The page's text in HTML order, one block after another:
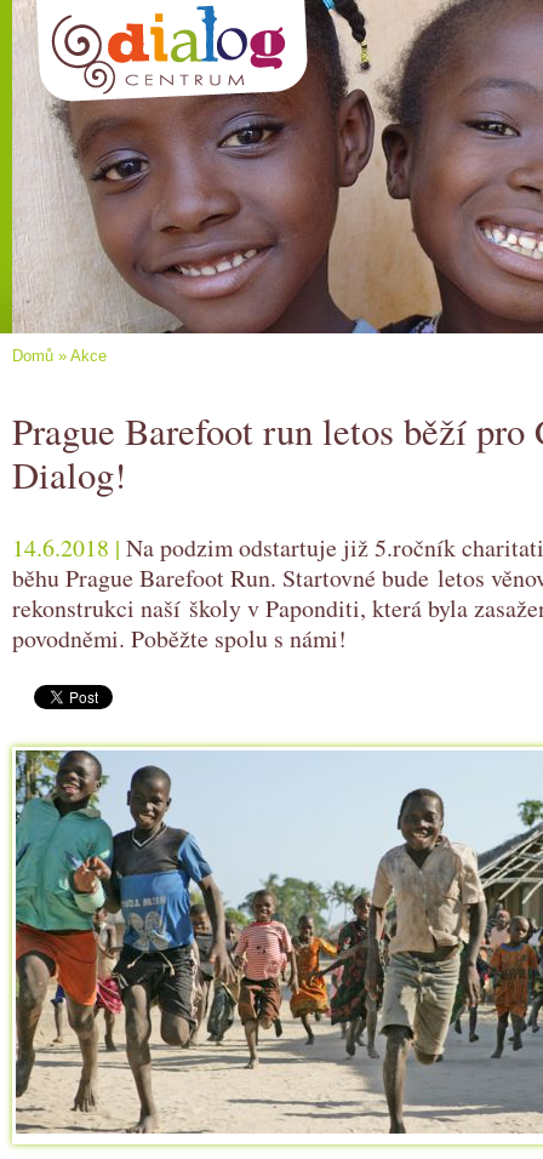
Domů » Akce
Prague Barefoot run letos běží pro
Dialog!
14.6.2018 | Na podzim odstartuje již 5.ročník
běhu Prague Barefoot Run. Startovné bude letos
rekonstrukci naší školy v Paponditi, která byla
povodněmi. Poběžte spolu s námi!